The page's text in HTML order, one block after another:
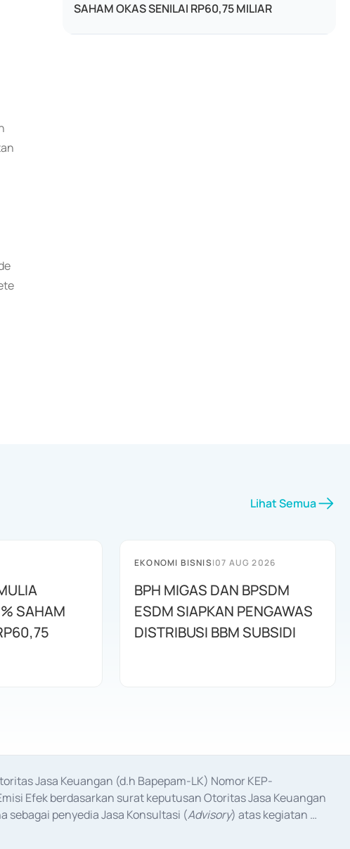
SAHAM OKAS SENILAI RP60,75 MILIAR
Lihat Semua
SAHAM
EKONOMI BISNIS|07 AUG 2026
BPH MIGAS DAN BPSDM
ESDM SIAPKAN PENGAWAS
DISTRIBUSI BBM SUBSIDI
Jasa Keuangan (d.h Bapepam-LK) Nomor KEP-
Efek berdasarkan surat keputusan Otoritas Jasa Keuangan
sebagai penyedia Jasa Konsultasi (Advisory) atas kegiatan